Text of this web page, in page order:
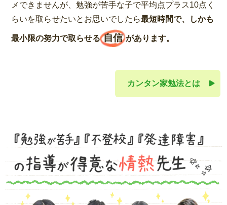
メできませんが、勉強が苦手な子で平均点プラス10点く
らいを取らせたいとお思いでしたら最短時間で、しかも
最小限の努力で取らせる 自信 があります。
カンタン家勉法とは